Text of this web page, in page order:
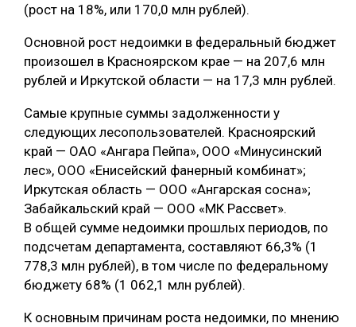
(рост на 18%, или 170,0 млн рублей).
Основной рост недоимки в федеральный бюджет
произошел в Красноярском крае — на 207,6 млн
рублей и Иркутской области — на 17,3 млн рублей.
Самые крупные суммы задолженности у
следующих лесопользователей. Красноярский
край — ОАО «Ангара Пейпа», ООО «Минусинский
лес», ООО «Енисейский фанерный комбинат»;
Иркутская область — ООО «Ангарская сосна»;
Забайкальский край — ООО «МК Рассвет».
В общей сумме недоимки прошлых периодов, по
подсчетам департамента, составляют 66,3% (1
778,3 млн рублей), в том числе по федеральному
бюджету 68% (1 062,1 млн рублей).
К основным причинам роста недоимки, по мнению